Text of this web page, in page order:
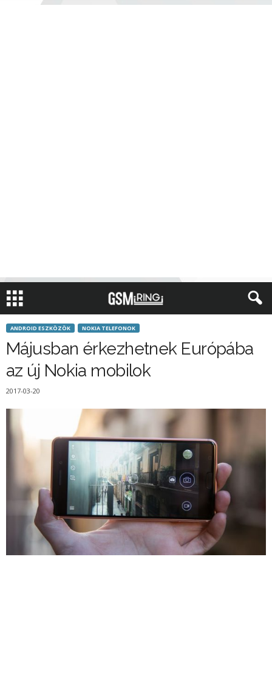
ANDROID ESZKÖZÖK NOKIA TELEFONOK
Májusban érkezhetnek Európába
az új Nokia mobilok
2017-03-20